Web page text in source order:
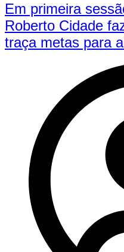
Em primeira
Roberto Cidade
traça metas para